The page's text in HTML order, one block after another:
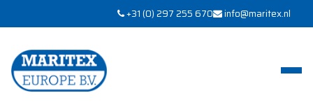
+31 (0) 297 255 670 info@maritex.nl